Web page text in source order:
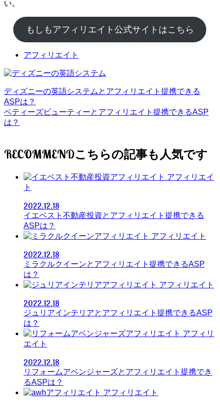
い。
もしもアフィリエイト公式サイトはこちら
アフィリエイト
ディズニーの英語システムとアフィリエイト提携できる
ASPは？
ベティーズビューティーとアフィリエイト提携できるASP
は？
RECOMMEND
アフィリエイ
ト
2022.12.18
イエベスト不動産投資とアフィリエイト提携できる
ASPは？
アフィリエイト
2022.12.18
ミラクルクイーンとアフィリエイト提携できるASP
は？
アフィリエイト
2022.12.18
ジュリアインテリアとアフィリエイト提携できるASP
は？
アフィリ
エイト
2022.12.18
リフォームアベンジャーズとアフィリエイト提携でき
るASPは？
アフィリエイト